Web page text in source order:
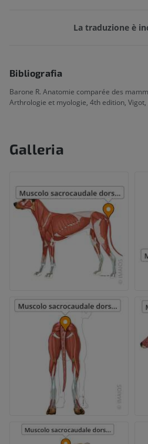
La traduzione è
Bibliografia
Barone R. Anatomie comparée des
Arthrologie et myologie, 4th edition, Vigot,
Galleria